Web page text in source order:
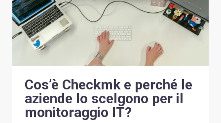
Cos’è Checkmk e perché le
aziende lo scelgono per il
monitoraggio IT?